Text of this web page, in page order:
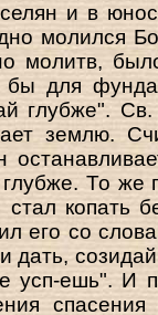
и в
молился
молитв,
бы для
глубже".
землю.
То же
копать
его со
дать,
усп-ешь". И